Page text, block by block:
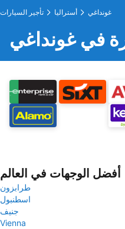
تأجير السيارات أستراليا غونداغي
في غونداغي
أفضل الوجهات في العالم
طرابزون
اسطنبول
جنيف
Vienna